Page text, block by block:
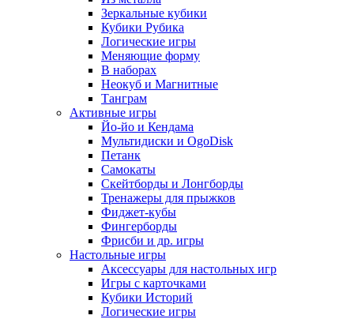
Зеркальные кубики
Кубики Рубика
Логические игры
Меняющие форму
В наборах
Неокуб и Магнитные
Танграм
Активные игры
Йо-йо и Кендама
Мультидиски и OgoDisk
Петанк
Самокаты
Скейтборды и Лонгборды
Тренажеры для прыжков
Фиджет-кубы
Фингерборды
Фрисби и др. игры
Настольные игры
Аксессуары для настольных игр
Игры с карточками
Кубики Историй
Логические игры